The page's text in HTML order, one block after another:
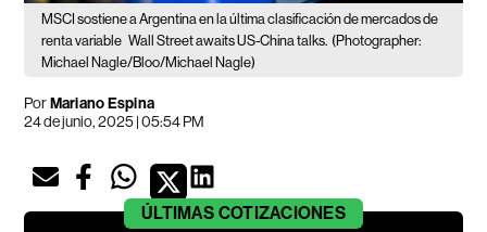
MSCI sostiene a Argentina en la última clasificación de mercados de
renta variable Wall Street awaits US-China talks. (Photographer:
Michael Nagle/Bloo/Michael Nagle)
PorMariano Espina
24 de junio, 2025 | 05:54 PM
ÚLTIMAS COTIZACIONES